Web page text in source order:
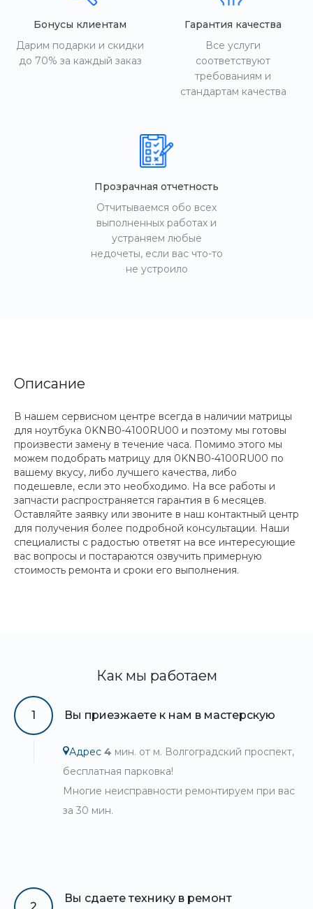
Бонусы клиентам
Дарим подарки и скидки
до 70% за каждый заказ
Гарантия качества
Все услуги
соответствуют
требованиям и
стандартам качества
Прозрачная отчетность
Отчитываемся обо всех
выполненных работах и
устраняем любые
недочеты, если вас что-то
не устроило
Описание
В нашем сервисном центре всегда в наличии матрицы
для ноутбука 0KNB0-4100RU00 и поэтому мы готовы
произвести замену в течение часа. Помимо этого мы
можем подобрать матрицу для 0KNB0-4100RU00 по
вашему вкусу, либо лучшего качества, либо
подешевле, если это необходимо. На все работы и
запчасти распространяется гарантия в 6 месяцев.
Оставляйте заявку или звоните в наш контактный центр
для получения более подробной консультации. Наши
специалисты с радостью ответят на все интересующие
вас вопросы и постараются озвучить примерную
стоимость ремонта и сроки его выполнения.
Как мы работаем
1 Вы приезжаете к нам в мастерскую
Адрес 4 мин. от м. Волгоградский проспект,
бесплатная парковка!
Многие неисправности ремонтируем при вас
за 30 мин.
Вы сдаете технику в ремонт